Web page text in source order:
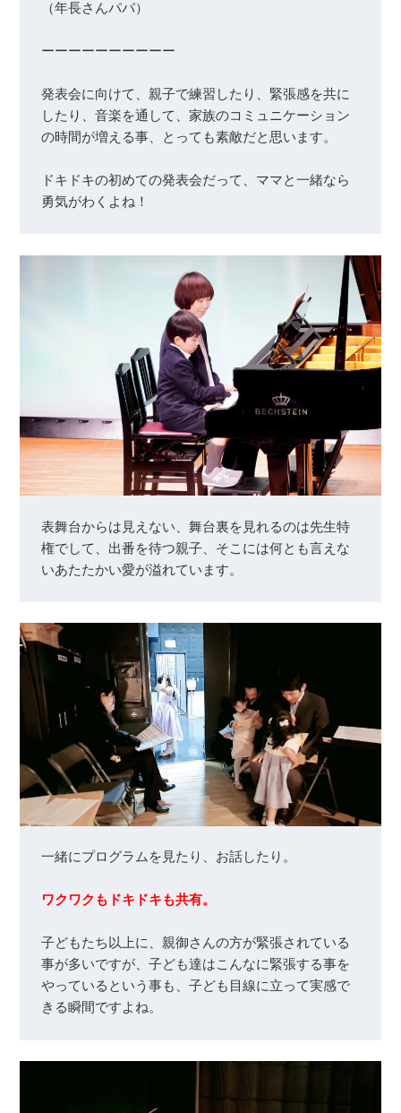
（年長さんパパ）
ーーーーーーーーーー
発表会に向けて、親子で練習したり、緊張感を共に
したり、音楽を通して、家族のコミュニケーション
の時間が増える事、とっても素敵だと思います。
ドキドキの初めての発表会だって、ママと一緒なら
表舞台からは見えない、舞台裏を見れるのは先生特
権でして、出番を待つ親子、そこには何とも言えな
いあたたかい愛が溢れています。
一緒にプログラムを見たり、お話したり。
ワクワクもドキドキも共有。
子どもたち以上に、親御さんの方が緊張されている
事が多いですが、子ども達はこんなに緊張する事を
やっているという事も、子ども目線に立って実感で
きる瞬間ですよね。